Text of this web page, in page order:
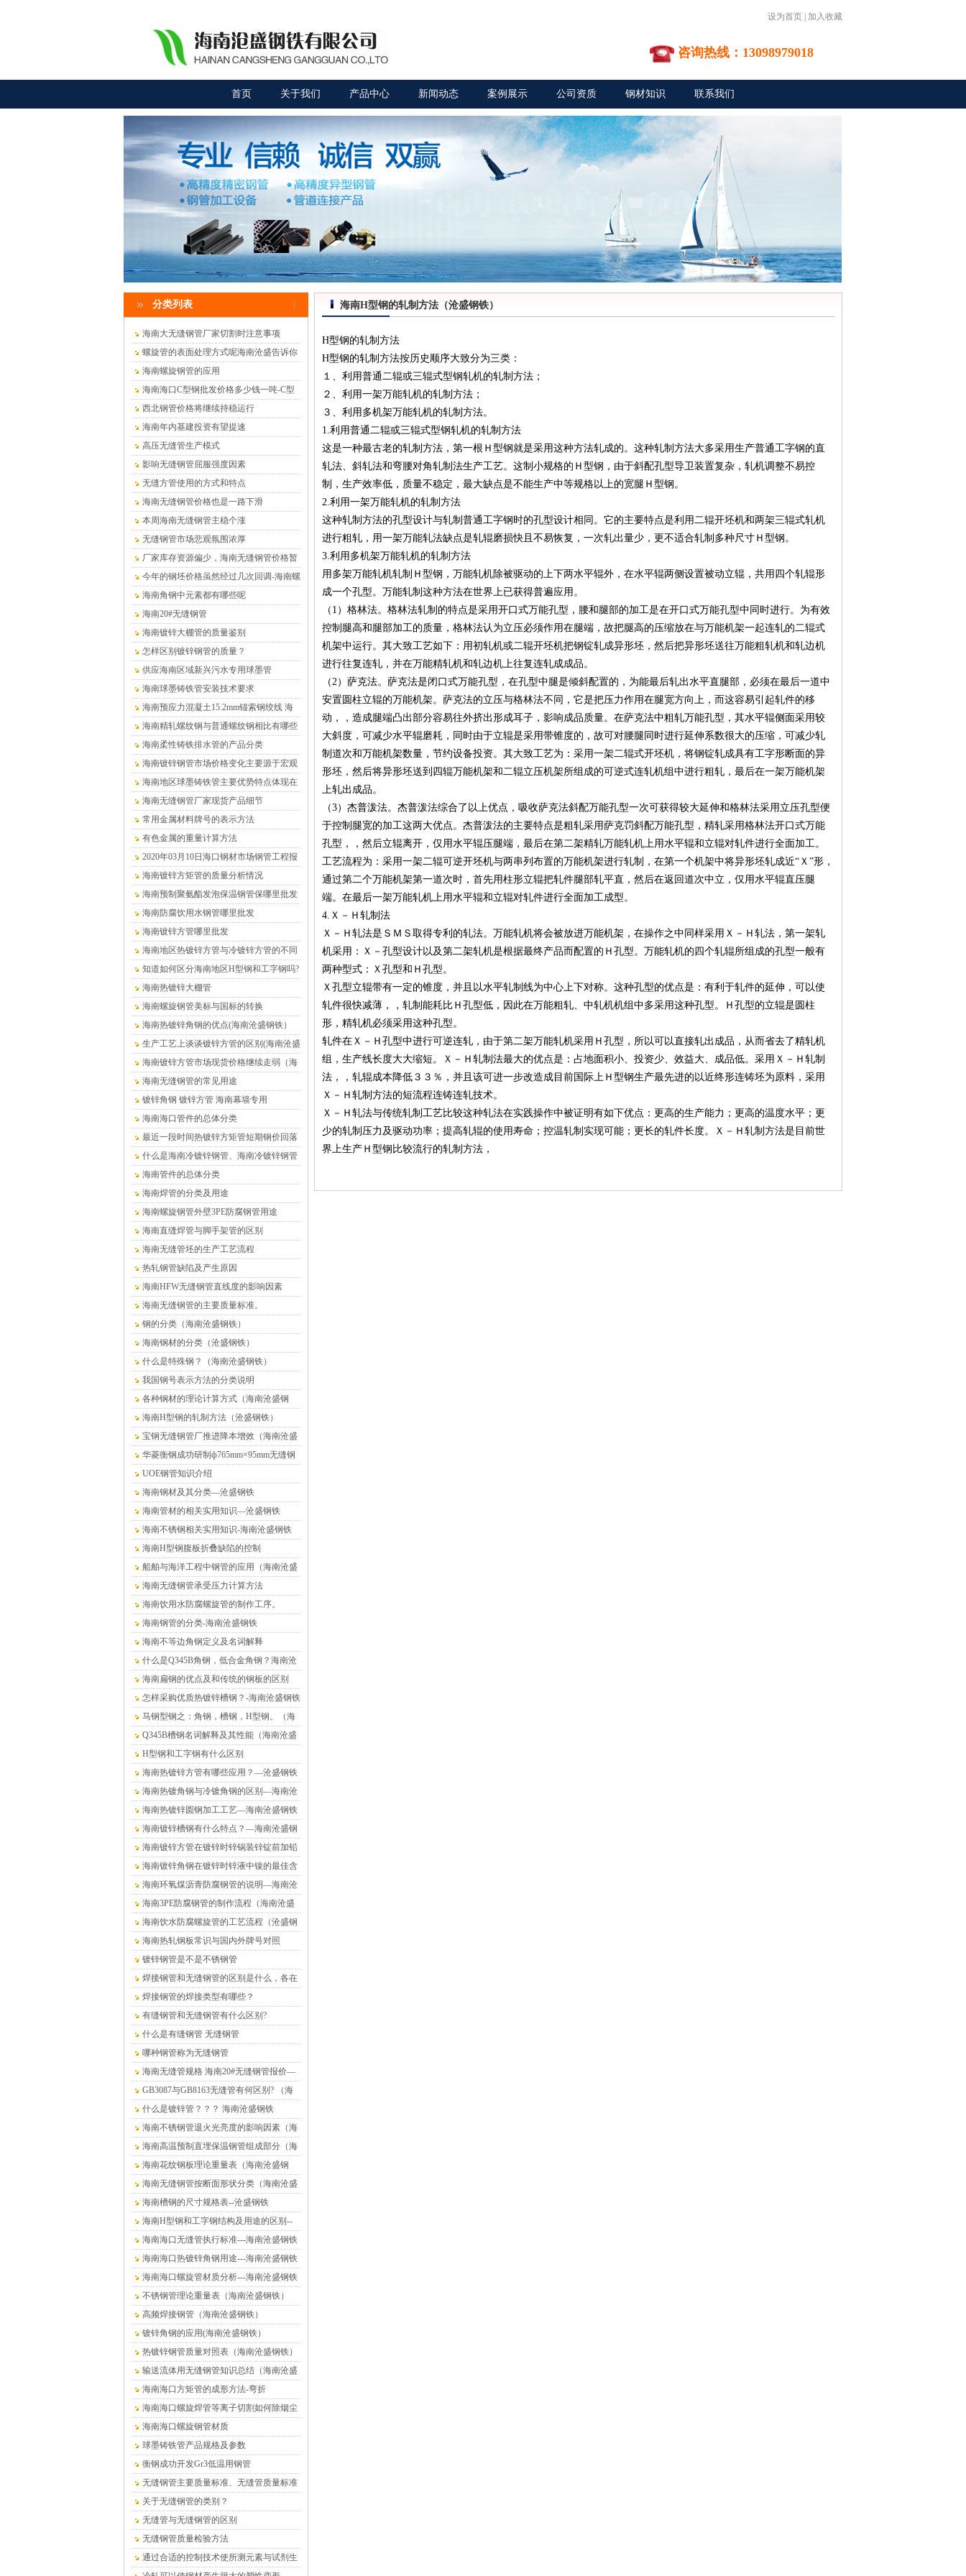
设为首页 加入收藏
咨询热线：13098979018
首页 关于我们 产品中心 新闻动态 案例展示 公司资质 钢材知识 联系我们
分类列表
海南大无缝钢管厂家切割时注意事项
螺旋管的表面处理方式呢海南沧盛告诉你
海南螺旋钢管的应用
海南海口C型钢批发价格多少钱一吨-C型
钢厂家
西北钢管价格将继续持稳运行
海南年内基建投资有望提速
高压无缝管生产模式
影响无缝钢管屈服强度因素
无缝方管使用的方式和特点
海南无缝钢管价格也是一路下滑
本周海南无缝钢管主稳个涨
无缝钢管市场悲观氛围浓厚
厂家库存资源偏少，海南无缝钢管价格暂
时平稳为主
今年的钢坯价格虽然经过几次回调-海南螺
旋钢管
海南角钢中元素都有哪些呢
海南20#无缝钢管
海南镀锌大棚管的质量鉴别
怎样区别镀锌钢管的质量？
供应海南区域新兴污水专用球墨管
海南球墨铸铁管安装技术要求
海南预应力混凝土15.2mm锚索钢绞线 海
南沧盛销售
海南精轧螺纹钢与普通螺纹钢相比有哪些
优点？
海南柔性铸铁排水管的产品分类
海南镀锌钢管市场价格变化主要源于宏观
供求关系的变化
海南地区球墨铸铁管主要优势特点体现在
哪儿
海南无缝钢管厂家现货产品细节
常用金属材料牌号的表示方法
有色金属的重量计算方法
2020年03月10日海口钢材市场钢管工程报
价表
海南镀锌方矩管的质量分析情况
海南预制聚氨酯发泡保温钢管保哪里批发
（温泉水专用）
海南防腐饮用水钢管哪里批发
海南镀锌方管哪里批发
海南地区热镀锌方管与冷镀锌方管的不同
在哪里
知道如何区分海南地区H型钢和工字钢吗?
海南热镀锌大棚管
海南螺旋钢管美标与国标的转换
海南热镀锌角钢的优点(海南沧盛钢铁）
生产工艺上谈谈镀锌方管的区别(海南沧盛
钢铁）
海南镀锌方管市场现货价格继续走弱（海
南沧盛钢铁）
海南无缝钢管的常见用途
镀锌角钢 镀锌方管 海南幕墙专用
海南海口管件的总体分类
最近一段时间热镀锌方矩管短期钢价回落
的趋势仍将延续（海南）
什么是海南冷镀锌钢管、海南冷镀锌钢管
介绍
海南管件的总体分类
海南焊管的分类及用途
海南螺旋钢管外壁3PE防腐钢管用途
海南直缝焊管与脚手架管的区别
海南无缝管坯的生产工艺流程
热轧钢管缺陷及产生原因
海南HFW无缝钢管直线度的影响因素
海南无缝钢管的主要质量标准。
钢的分类（海南沧盛钢铁）
海南钢材的分类（沧盛钢铁）
什么是特殊钢？（海南沧盛钢铁）
我国钢号表示方法的分类说明
各种钢材的理论计算方式（海南沧盛钢
铁）
海南H型钢的轧制方法（沧盛钢铁）
宝钢无缝钢管厂推进降本增效（海南沧盛
钢铁）
华菱衡钢成功研制ф765mm×95mm无缝钢
管（海南沧盛）
UOE钢管知识介绍
海南钢材及其分类—沧盛钢铁
海南管材的相关实用知识—沧盛钢铁
海南不锈钢相关实用知识-海南沧盛钢铁
海南H型钢腹板折叠缺陷的控制
船舶与海洋工程中钢管的应用（海南沧盛
钢铁）
海南无缝钢管承受压力计算方法
海南饮用水防腐螺旋管的制作工序。
海南钢管的分类-海南沧盛钢铁
海南不等边角钢定义及名词解释
什么是Q345B角钢，低合金角钢？海南沧
盛钢铁
海南扁钢的优点及和传统的钢板的区别
怎样采购优质热镀锌槽钢？-海南沧盛钢铁
马钢型钢之：角钢，槽钢，H型钢。（海
南沧盛钢铁）
Q345B槽钢名词解释及其性能（海南沧盛
钢铁）
H型钢和工字钢有什么区别
海南热镀锌方管有哪些应用？—沧盛钢铁
海南热镀角钢与冷镀角钢的区别—海南沧
盛钢铁
海南热镀锌圆钢加工工艺—海南沧盛钢铁
海南镀锌槽钢有什么特点？—海南沧盛钢
铁
海南镀锌方管在镀锌时锌锅装锌锭前加铅
的危害—海南沧盛钢铁
海南镀锌角钢在镀锌时锌液中镍的最佳含
量值—沧盛钢铁
海南环氧煤沥青防腐钢管的说明—海南沧
盛钢铁
海南3PE防腐钢管的制作流程（海南沧盛
钢铁）
海南饮水防腐螺旋管的工艺流程（沧盛钢
铁）
海南热轧钢板常识与国内外牌号对照
镀锌钢管是不是不锈钢管
焊接钢管和无缝钢管的区别是什么，各在
什么情况下使用？
焊接钢管的焊接类型有哪些？
有缝钢管和无缝钢管有什么区别?
什么是有缝钢管 无缝钢管
哪种钢管称为无缝钢管
海南无缝管规格 海南20#无缝钢管报价—
海南沧盛钢材
GB3087与GB8163无缝管有何区别? （海
南沧盛钢铁）
什么是镀锌管？？？ 海南沧盛钢铁
海南不锈钢管退火光亮度的影响因素（海
南沧盛钢铁）
海南高温预制直埋保温钢管组成部分（海
南沧盛钢铁）
海南花纹钢板理论重量表（海南沧盛钢
铁）
海南无缝钢管按断面形状分类（海南沧盛
钢铁）
海南槽钢的尺寸规格表--沧盛钢铁
海南H型钢和工字钢结构及用途的区别--
沧盛钢铁
海南海口无缝管执行标准---海南沧盛钢铁
海南海口热镀锌角钢用途---海南沧盛钢铁
海南海口螺旋管材质分析---海南沧盛钢铁
不锈钢管理论重量表（海南沧盛钢铁）
高频焊接钢管（海南沧盛钢铁）
镀锌角钢的应用(海南沧盛钢铁）
热镀锌钢管质量对照表（海南沧盛钢铁）
输送流体用无缝钢管知识总结（海南沧盛
钢铁）
海南海口方矩管的成形方法-弯折
海南海口螺旋焊管等离子切割如何除烟尘
海南海口螺旋钢管材质
球墨铸铁管产品规格及参数
衡钢成功开发Gr3低温用钢管
无缝钢管主要质量标准、无缝管质量标准
关于无缝钢管的类别？
无缝管与无缝钢管的区别
无缝钢管质量检验方法
通过合适的控制技术使所测元素与试剂生
海南H型钢的轧制方法（沧盛钢铁）
H型钢的轧制方法
H型钢的轧制方法按历史顺序大致分为三类：
１、利用普通二辊或三辊式型钢轧机的轧制方法；
２、利用一架万能轧机的轧制方法；
３、利用多机架万能轧机的轧制方法。
1.利用普通二辊或三辊式型钢轧机的轧制方法
这是一种最古老的轧制方法，第一根Ｈ型钢就是采用这种方法轧成的。这种轧制方法大多采用生产普通工字钢的直
轧法、斜轧法和弯腰对角轧制法生产工艺。这制小规格的Ｈ型钢，由于斜配孔型导卫装置复杂，轧机调整不易控
制，生产效率低，质量不稳定，最大缺点是不能生产中等规格以上的宽腿Ｈ型钢。
2.利用一架万能轧机的轧制方法
这种轧制方法的孔型设计与轧制普通工字钢时的孔型设计相同。它的主要特点是利用二辊开坯机和两架三辊式轧机
进行粗轧，用一架万能轧法缺点是轧辊磨损快且不易恢复，一次轧出量少，更不适合轧制多种尺寸Ｈ型钢。
3.利用多机架万能轧机的轧制方法
用多架万能轧机轧制Ｈ型钢，万能轧机除被驱动的上下两水平辊外，在水平辊两侧设置被动立辊，共用四个轧辊形
成一个孔型。万能轧制这种方法在世界上已获得普遍应用。
（1）格林法。格林法轧制的特点是采用开口式万能孔型，腰和腿部的加工是在开口式万能孔型中同时进行。为有效
控制腿高和腿部加工的质量，格林法认为立压必须作用在腿端，故把腿高的压缩放在与万能机架一起连轧的二辊式
机架中运行。其大致工艺如下：用初轧机或二辊开坯机把钢锭轧成异形坯，然后把异形坯送往万能粗轧机和轧边机
进行往复连轧，并在万能精轧机和轧边机上往复连轧成成品。
（2）萨克法。萨克法是闭口式万能孔型，在孔型中腿是倾斜配置的，为能最后轧出水平直腿部，必须在最后一道中
安置圆柱立辊的万能机架。萨克法的立压与格林法不同，它是把压力作用在腿宽方向上，而这容易引起轧件的移
动，，造成腿端凸出部分容易往外挤出形成耳子，影响成品质量。在萨克法中粗轧万能孔型，其水平辊侧面采用较
大斜度，可减少水平辊磨耗，同时由于立辊是采用带锥度的，故可对腰腿同时进行延伸系数很大的压缩，可减少轧
制道次和万能机架数量，节约设备投资。其大致工艺为：采用一架二辊式开坯机，将钢锭轧成具有工字形断面的异
形坯，然后将异形坯送到四辊万能机架和二辊立压机架所组成的可逆式连轧机组中进行粗轧，最后在一架万能机架
上轧出成品。
（3）杰普泼法。杰普泼法综合了以上优点，吸收萨克法斜配万能孔型一次可获得较大延伸和格林法采用立压孔型便
于控制腿宽的加工这两大优点。杰普泼法的主要特点是粗轧采用萨克罚斜配万能孔型，精轧采用格林法开口式万能
孔型，，然后立辊离开，仅用水平辊压腿端，最后在第二架精轧万能轧机上用水平辊和立辊对轧件进行全面加工。
工艺流程为：采用一架二辊可逆开坯机与两串列布置的万能机架进行轧制，在第一个机架中将异形坯轧成近“Ｘ”形，
通过第二个万能机架第一道次时，首先用柱形立辊把轧件腿部轧平直，然后在返回道次中立，仅用水平辊直压腿
端。在最后一架万能轧机上用水平辊和立辊对轧件进行全面加工成型。
4.Ｘ－Ｈ轧制法
Ｘ－Ｈ轧法是ＳＭＳ取得专利的轧法。万能轧机将会被放进万能机架，在操作之中同样采用Ｘ－Ｈ轧法，第一架轧
机采用：Ｘ－孔型设计以及第二架轧机是根据最终产品而配置的Ｈ孔型。万能轧机的四个轧辊所组成的孔型一般有
两种型式：Ｘ孔型和Ｈ孔型。
Ｘ孔型立辊带有一定的锥度，并且以水平轧制线为中心上下对称。这种孔型的优点是：有利于轧件的延伸，可以使
轧件很快减薄，，轧制能耗比Ｈ孔型低，因此在万能粗轧、中轧机机组中多采用这种孔型。Ｈ孔型的立辊是圆柱
形，精轧机必须采用这种孔型。
轧件在Ｘ－Ｈ孔型中进行可逆连轧，由于第二架万能轧机采用Ｈ孔型，所以可以直接轧出成品，从而省去了精轧机
组，生产线长度大大缩短。Ｘ－Ｈ轧制法最大的优点是：占地面积小、投资少、效益大、成品低。采用Ｘ－Ｈ轧制
法，，轧辊成本降低３３％，并且该可进一步改造成目前国际上Ｈ型钢生产最先进的以近终形连铸坯为原料，采用
Ｘ－Ｈ轧制方法的短流程连铸连轧技术。
Ｘ－Ｈ轧法与传统轧制工艺比较这种轧法在实践操作中被证明有如下优点：更高的生产能力；更高的温度水平；更
少的轧制压力及驱动功率；提高轧辊的使用寿命；控温轧制实现可能；更长的轧件长度。Ｘ－Ｈ轧制方法是目前世
界上生产Ｈ型钢比较流行的轧制方法，